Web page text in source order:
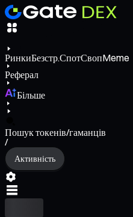
РинкиБезстр.СпотСвопMeme
Реферал
Більше
Пошук токенів/гаманців
/
Активність